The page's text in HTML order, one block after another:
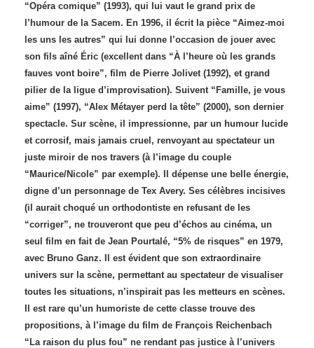
“Opéra comique” (1993), qui lui vaut le grand prix de
l’humour de la Sacem. En 1996, il écrit la pièce “Aimez-moi
les uns les autres” qui lui donne l’occasion de jouer avec
son fils aîné Éric (excellent dans “À l’heure où les grands
fauves vont boire”, film de Pierre Jolivet (1992), et grand
pilier de la ligue d’improvisation). Suivent “Famille, je vous
aime” (1997), “Alex Métayer perd la tête” (2000), son dernier
spectacle. Sur scène, il impressionne, par un humour lucide
et corrosif, mais jamais cruel, renvoyant au spectateur un
juste miroir de nos travers (à l’image du couple
“Maurice/Nicole” par exemple). Il dépense une belle énergie,
digne d’un personnage de Tex Avery. Ses célèbres incisives
(il aurait choqué un orthodontiste en refusant de les
“corriger”, ne trouveront que peu d’échos au cinéma, un
seul film en fait de Jean Pourtalé, “5% de risques” en 1979,
avec Bruno Ganz. Il est évident que son extraordinaire
univers sur la scène, permettant au spectateur de visualiser
toutes les situations, n’inspirait pas les metteurs en scènes.
Il est rare qu’un humoriste de cette classe trouve des
propositions, à l’image du film de François Reichenbach
“La raison du plus fou” ne rendant pas justice à l’univers